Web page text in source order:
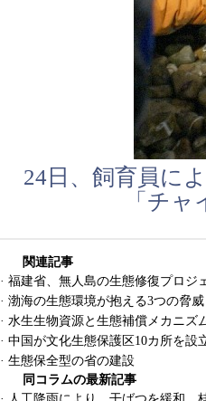
24日、飼育員に
「チ
関連記事
· 福建省、無人島の生態修復プロジ
· 渤海の生態環境が抱える3つの脅威
· 水生生物資源と生態補償メカニズ
· 中国が文化生態保護区10カ所を設
· 生態保全型の省の建設
同コラムの最新記事